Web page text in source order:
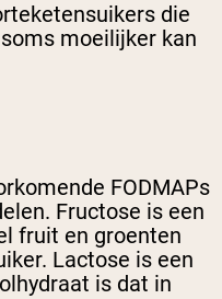
die
moeilijker kan
FODMAPs
Fructose is een
fruit en groenten
Lactose is een
is dat in